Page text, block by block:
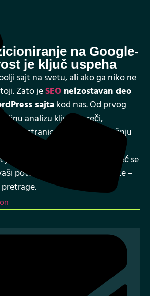
na Google-
je ključ uspeha
sajt na svetu, ali ako ga niko ne
Zato jeSEO neizostavan deo
sajtakod nas. Od prvog
analizu ključnih reči,
stranica i obraćamo pažnju
koje Google prepoznaje i
sajt koji se ne gubi u masi, već se
potencijalni klijenti već traže –